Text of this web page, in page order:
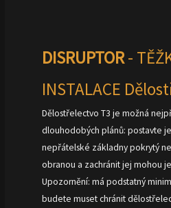
DISRUPTOR-
INSTALACE
Dělostřelectvo T3 je možná
dlouhodobých plánů: postavte
nepřátelské základny pokrytý
obranou a zachránit jej mohou
Upozornění: má podstatný
budete muset chránit